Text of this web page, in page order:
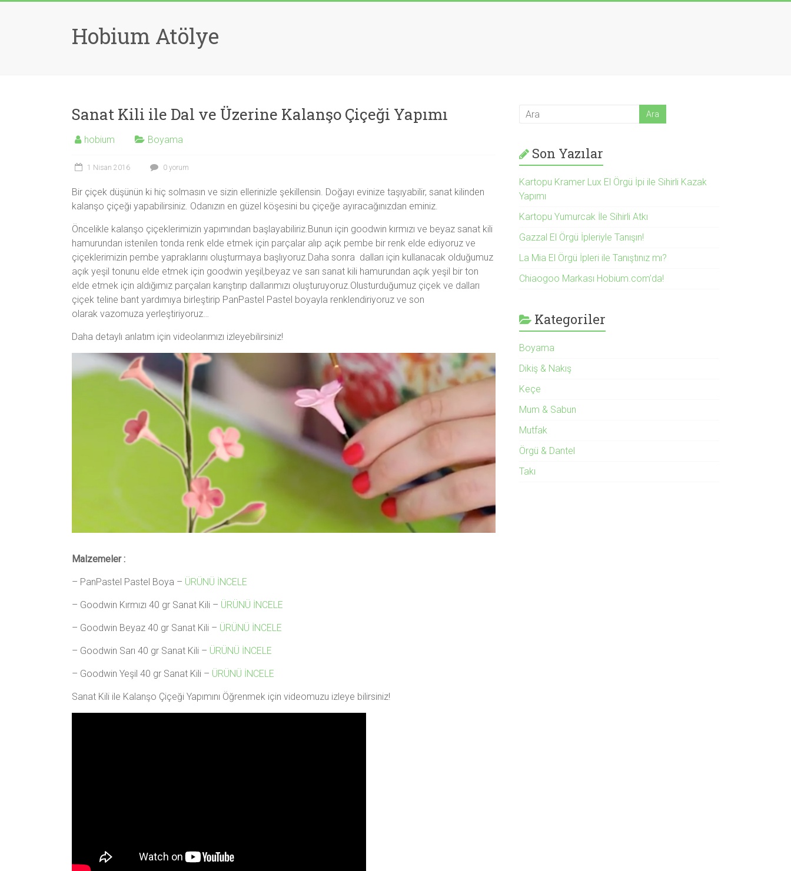
Hobium Atölye
Sanat Kili ile Dal ve Üzerine Kalanşo Çiçeği Yapımı
hobium Boyama
1 Nisan 2016 0 yorum
Bir çiçek düşünün ki hiç solmasın ve sizin ellerinizle şekillensin. Doğayı evinize taşıyabilir, sanat kilinden
kalanşo çiçeği yapabilirsiniz. Odanızın en güzel köşesini bu çiçeğe ayıracağınızdan eminiz.
Öncelikle kalanşo çiçeklerimizin yapımından başlayabiliriz.Bunun için goodwin kırmızı ve beyaz sanat kili
hamurundan istenilen tonda renk elde etmek için parçalar alıp açık pembe bir renk elde ediyoruz ve
çiçeklerimizin pembe yapraklarını oluşturmaya başlıyoruz.Daha sonra dalları için kullanacak olduğumuz
açık yeşil tonunu elde etmek için goodwin yeşil,beyaz ve sarı sanat kili hamurundan açık yeşil bir ton
elde etmek için aldığımız parçaları karıştırıp dallarımızı oluşturuyoruz.Olusturduğumuz çiçek ve dalları
çiçek teline bant yardımıya birleştirip PanPastel Pastel boyayla renklendiriyoruz ve son
olarak vazomuza yerleştiriyoruz…
Daha detaylı anlatım için videolarımızı izleyebilirsiniz!
Malzemeler :
– PanPastel Pastel Boya – ÜRÜNÜ İNCELE
– Goodwin Kırmızı 40 gr Sanat Kili – ÜRÜNÜ İNCELE
– Goodwin Beyaz 40 gr Sanat Kili – ÜRÜNÜ İNCELE
– Goodwin Sarı 40 gr Sanat Kili – ÜRÜNÜ İNCELE
– Goodwin Yeşil 40 gr Sanat Kili – ÜRÜNÜ İNCELE
Sanat Kili ile Kalanşo Çiçeği Yapımını Öğrenmek için videomuzu izleye bilirsiniz!
Son Yazılar
Kartopu Kramer Lux El Örgü İpi ile Sihirli Kazak
Yapımı
Kartopu Yumurcak İle Sihirli Atkı
Gazzal El Örgü İpleriyle Tanışın!
La Mia El Örgü İpleri ile Tanıştınız mı?
Chiaogoo Markası Hobium.com’da!
Kategoriler
Boyama
Dikiş & Nakış
Keçe
Mum & Sabun
Mutfak
Örgü & Dantel
Takı